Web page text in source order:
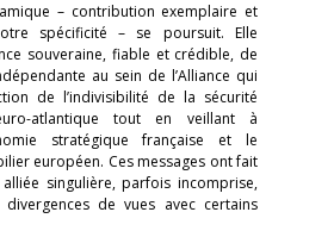
– contribution exemplaire et
spécificité – se poursuit. Elle
souveraine, fiable et crédible, de
au sein de l’Alliance qui
de l’indivisibilité de la sécurité
atlantique tout en veillant à
stratégique française et le
européen. Ces messages ont fait
singulière, parfois incomprise,
de vues avec certains